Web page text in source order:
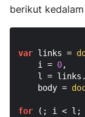
berikut kedalam
var links =
    i =
0,
    l = links.
    body =
for (; i < l;